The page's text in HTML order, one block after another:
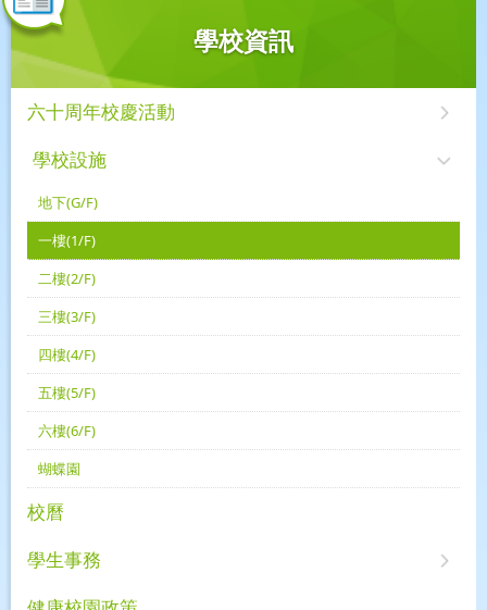
學校資訊
六十周年校慶活動
學校設施
地下(G/F)
一樓(1/F)
二樓(2/F)
三樓(3/F)
四樓(4/F)
五樓(5/F)
六樓(6/F)
蝴蝶園
校曆
學生事務